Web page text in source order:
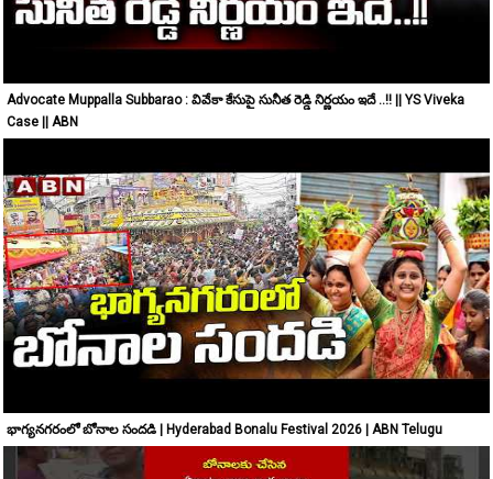
Advocate Muppalla Subbarao : వివేకా కేసుపై సునీత రెడ్డి నిర్ణయం ఇదే ..!! || YS Viveka
Case || ABN
భాగ్యనగరంలో బోనాల సందడి | Hyderabad Bonalu Festival 2026 | ABN Telugu